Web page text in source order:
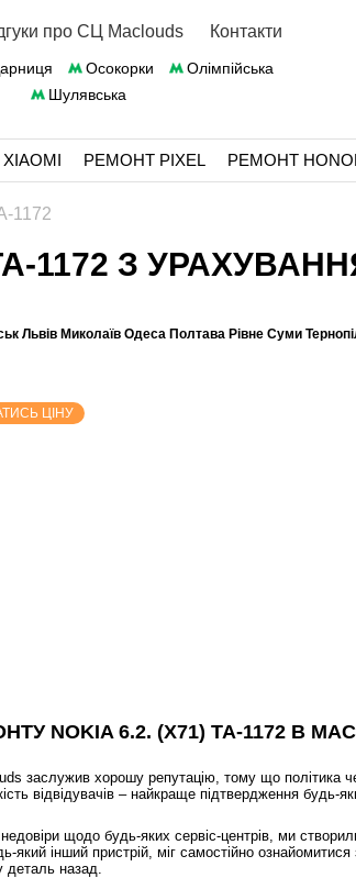
про СЦ Maclouds Контакти
Осокорки
Олімпійська
Шулявська
РЕМОНТ PIXEL РЕМОНТ
1172
1172 З
Львів Миколаїв Одеса Полтава Рівне Суми
ЦІНУ
NOKIA 6.2. (X71) TA-1172 В
заслужив хорошу репутацію, тому що політика
відвідувачів – найкраще підтвердження будь-
щодо будь-яких сервіс-центрів, ми
який інший пристрій, міг самостійно
деталь назад.